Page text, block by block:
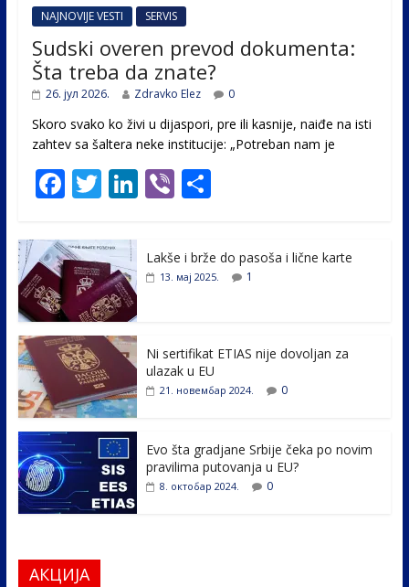
NAJNOVIJE VESTI SERVIS
Sudski overen prevod dokumenta:
Šta treba da znate?
26. јул 2026. Zdravko Elez 0
Skoro svako ko živi u dijaspori, pre ili kasnije, naiđe na isti
zahtev sa šaltera neke institucije: „Potreban nam je
F
e
b
o
o
k
T
itt
er
Li
e
Vi
er
S
ar
e
Lakše i brže do pasoša i lične karte
13. мај 2025. 1
Ni sertifikat ETIAS nije dovoljan za
ulazak u EU
21. новембар 2024. 0
Evo šta gradjane Srbije čeka po novim
pravilima putovanja u EU?
8. октобар 2024. 0
АКЦИЈА